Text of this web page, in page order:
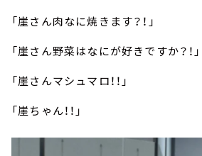
「崖さん肉なに焼きます？！」
「崖さん野菜はなにが好きですか？！」
「崖さんマシュマロ！！」
「崖ちゃん！！」